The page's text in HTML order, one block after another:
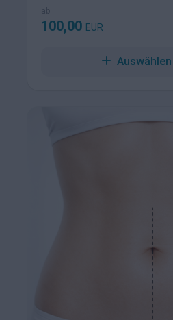
ab
100,00 EUR
Auswählen